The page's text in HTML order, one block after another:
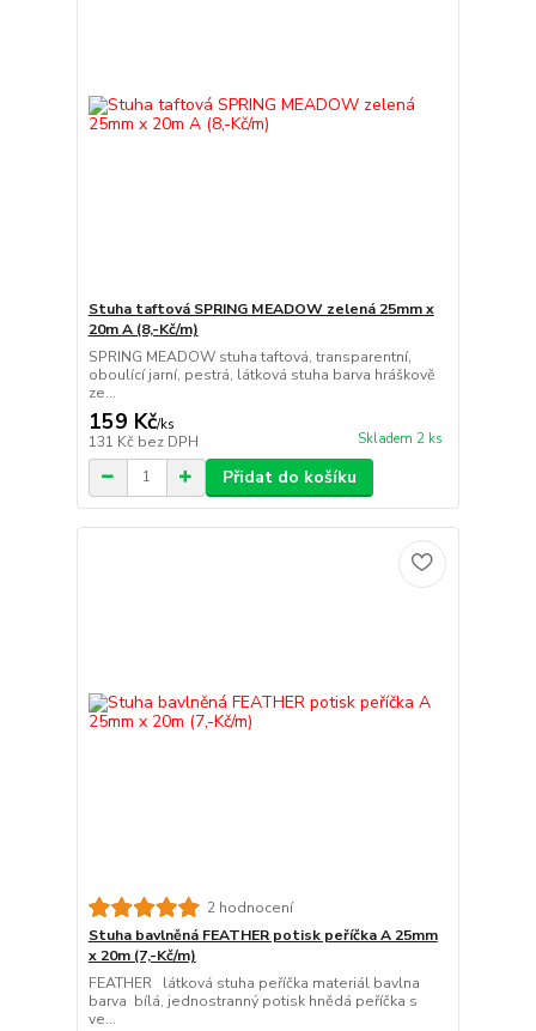
Stuha taftová SPRING MEADOW zelená 25mm x
20m A (8,-Kč/m)
SPRING MEADOW stuha taftová, transparentní,
oboulící jarní, pestrá, látková stuha barva hráškově
ze...
159 Kč/ks
131 Kč bez DPH Skladem 2 ks
Přidat do košíku
2 hodnocení
Stuha bavlněná FEATHER potisk peříčka A 25mm
x 20m (7,-Kč/m)
FEATHER látková stuha peříčka materiál bavlna
barva bílá, jednostranný potisk hnědá peříčka s
ve...